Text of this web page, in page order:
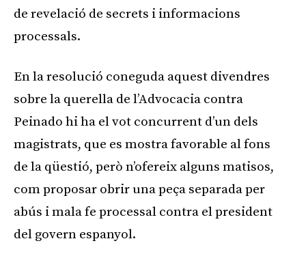
de revelació de secrets i informacions
processals.
En la resolució coneguda aquest divendres
sobre la querella de l’Advocacia contra
Peinado hi ha el vot concurrent d’un dels
magistrats, que es mostra favorable al fons
de la qüestió, però n’ofereix alguns matisos,
com proposar obrir una peça separada per
abús i mala fe processal contra el president
del govern espanyol.